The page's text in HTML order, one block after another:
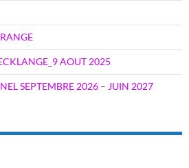
AOUT 2025
SEPTEMBRE 2026 – JUIN 2027